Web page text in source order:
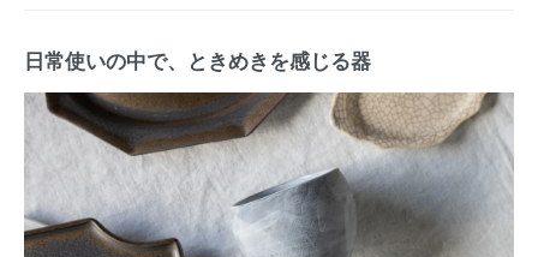
日常使いの中で、ときめきを感じる器